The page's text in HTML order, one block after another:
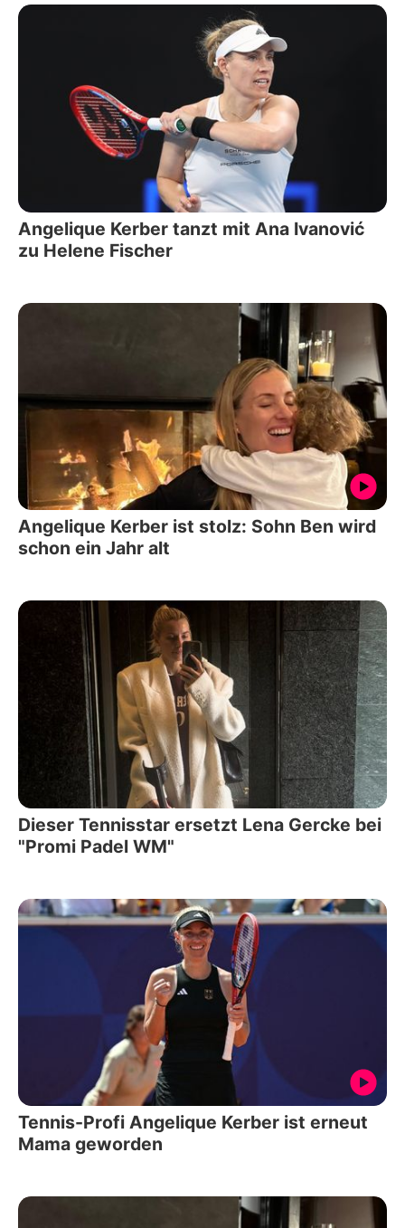
Angelique Kerber tanzt mit Ana Ivanović
zu Helene Fischer
Angelique Kerber ist stolz: Sohn Ben wird
schon ein Jahr alt
Dieser Tennisstar ersetzt Lena Gercke bei
"Promi Padel WM"
Tennis-Profi Angelique Kerber ist erneut
Mama geworden